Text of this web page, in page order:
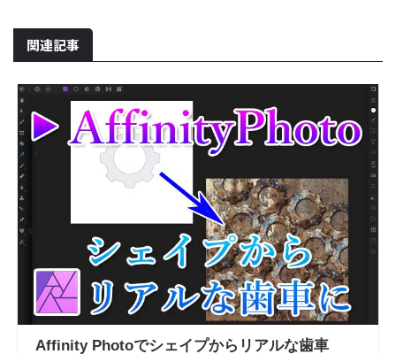
関連記事
Affinity Photoでシェイプからリアルな歯車